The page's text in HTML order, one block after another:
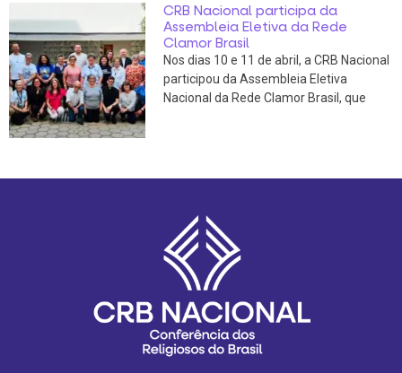
CRB Nacional participa da
Assembleia Eletiva da Rede
Clamor Brasil
Nos dias 10 e 11 de abril, a CRB Nacional
participou da Assembleia Eletiva
Nacional da Rede Clamor Brasil, que